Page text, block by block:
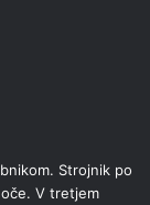
Strojnik po
V tretjem